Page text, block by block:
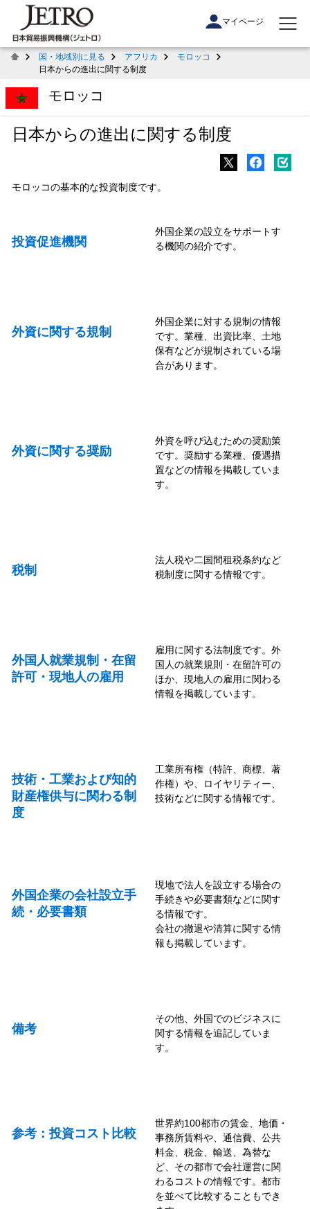
マイページ
国・地域別に見る アフリカ
モロッコ
日本からの進出に関する制度
モロッコ
日本からの進出に関する制度
モロッコの基本的な投資制度です。
投資促進機関
外国企業の設立をサポートす
る機関の紹介です。
外資に関する規制
外国企業に対する規制の情報
です。業種、出資比率、土地
保有などが規制されている場
合があります。
外資に関する奨励
外資を呼び込むための奨励策
です。奨励する業種、優遇措
置などの情報を掲載していま
す。
税制
法人税や二国間租税条約など
税制度に関する情報です。
外国人就業規制・在留
許可・現地人の雇用
雇用に関する法制度です。外
国人の就業規則・在留許可の
ほか、現地人の雇用に関わる
情報を掲載しています。
技術・工業および知的
財産権供与に関わる制
度
工業所有権（特許、商標、著
作権）や、ロイヤリティー、
技術などに関する情報です。
外国企業の会社設立手
続・必要書類
現地で法人を設立する場合の
手続きや必要書類などに関す
る情報です。
会社の撤退や清算に関する情
報も掲載しています。
備考
その他、外国でのビジネスに
関する情報を追記していま
す。
参考：投資コスト比較
世界約100都市の賃金、地価・
事務所賃料や、通信費、公共
料金、税金、輸送、為替な
ど、その都市で会社運営に関
わるコストの情報です。都市
を並べて比較することもでき